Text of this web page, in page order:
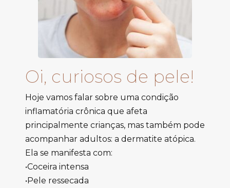
Oi, curiosos de pele!
Hoje vamos falar sobre uma condição
inflamatória crônica que afeta
principalmente crianças, mas também pode
acompanhar adultos: a dermatite atópica.
Ela se manifesta com:
•Coceira intensa
•Pele ressecada